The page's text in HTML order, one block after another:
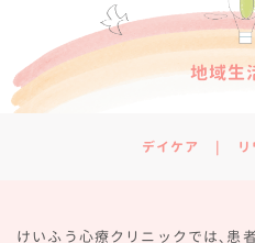
地域生
デイケア
けいふう心療クリニックでは、患